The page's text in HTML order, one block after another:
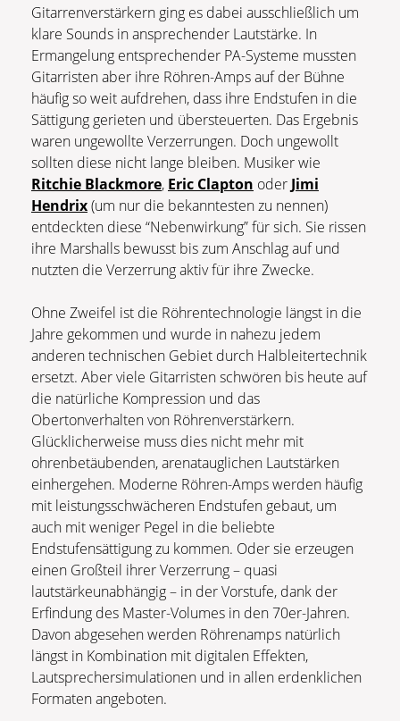
Gitarrenverstärkern ging es dabei ausschließlich um
klare Sounds in ansprechender Lautstärke. In
Ermangelung entsprechender PA-Systeme mussten
Gitarristen aber ihre Röhren-Amps auf der Bühne
häufig so weit aufdrehen, dass ihre Endstufen in die
Sättigung gerieten und übersteuerten. Das Ergebnis
waren ungewollte Verzerrungen. Doch ungewollt
sollten diese nicht lange bleiben. Musiker wie
Ritchie Blackmore, Eric Clapton oder Jimi
Hendrix(um nur die bekanntesten zu nennen)
entdeckten diese “Nebenwirkung” für sich. Sie rissen
ihre Marshalls bewusst bis zum Anschlag auf und
nutzten die Verzerrung aktiv für ihre Zwecke.
Ohne Zweifel ist die Röhrentechnologie längst in die
Jahre gekommen und wurde in nahezu jedem
anderen technischen Gebiet durch Halbleitertechnik
ersetzt. Aber viele Gitarristen schwören bis heute auf
die natürliche Kompression und das
Obertonverhalten von Röhrenverstärkern.
Glücklicherweise muss dies nicht mehr mit
ohrenbetäubenden, arenatauglichen Lautstärken
einhergehen. Moderne Röhren-Amps werden häufig
mit leistungsschwächeren Endstufen gebaut, um
auch mit weniger Pegel in die beliebte
Endstufensättigung zu kommen. Oder sie erzeugen
einen Großteil ihrer Verzerrung – quasi
lautstärkeunabhängig – in der Vorstufe, dank der
Erfindung des Master-Volumes in den 70er-Jahren.
Davon abgesehen werden Röhrenamps natürlich
längst in Kombination mit digitalen Effekten,
Lautsprechersimulationen und in allen erdenklichen
Formaten angeboten.